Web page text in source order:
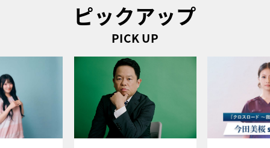
ピックアップ
PICK UP